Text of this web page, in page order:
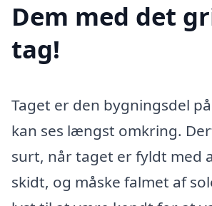
Dem med det
tag!
Taget er den bygningsdel
kan ses længst omkring.
surt, når taget er fyldt med
skidt, og måske falmet af